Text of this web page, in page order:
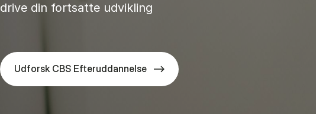
drive din fortsatte udvikling
Udforsk CBS Efteruddannelse